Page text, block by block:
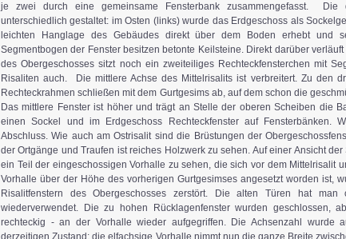
je zwei durch eine gemeinsame Fensterbank zusammengefasst.
unterschiedlich gestaltet: im Osten (links) wurde das Erdgeschoss als
leichten Hanglage des Gebäudes direkt über dem Boden erhebt und
Segmentbogen der Fenster besitzen betonte Keilsteine. Direkt darüber
des Obergeschosses sitzt noch ein zweiteiliges Rechteckfensterchen mit
Risaliten auch. Die mittlere Achse des Mittelrisalits ist verbreitert. Zu den
Rechteckrahmen schließen mit dem Gurtgesims ab, auf dem schon die
Das mittlere Fenster ist höher und trägt an Stelle der oberen Scheiben die
einen Sockel und im Erdgeschoss Rechteckfenster auf Fensterbänken.
Abschluss. Wie auch am Ostrisalit sind die Brüstungen der
der Ortgänge und Traufen ist reiches Holzwerk zu sehen. Auf einer Ansicht
ein Teil der eingeschossigen Vorhalle zu sehen, die sich vor dem Mittelrisalit
Vorhalle über der Höhe des vorherigen Gurtgesimses angesetzt worden ist,
Risalitfenstern des Obergeschosses zerstört. Die alten Türen hat
wiederverwendet. Die zu hohen Rücklagenfenster wurden geschlossen,
rechteckig - an der Vorhalle wieder aufgegriffen. Die Achsenzahl wurde
derzeitigen Zustand: die elfachsige Vorhalle nimmt nun die ganze Breite